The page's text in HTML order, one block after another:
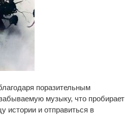
поразительным
музыку, что пробирает
и отправиться в